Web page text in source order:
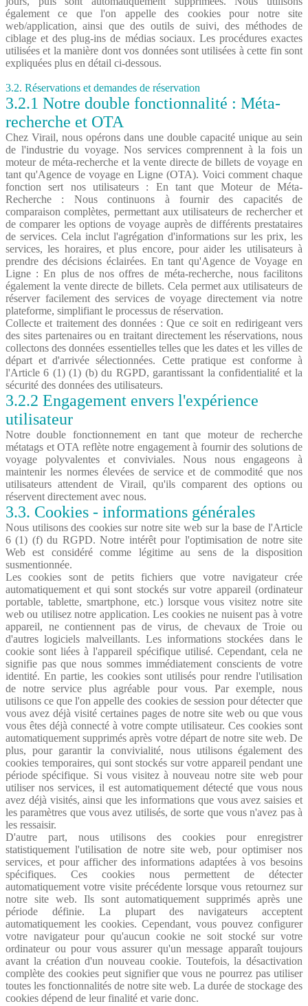
également ce que l'on appelle des cookies pour notre site
web/application, ainsi que des outils de suivi, des méthodes de
ciblage et des plug-ins de médias sociaux. Les procédures exactes
utilisées et la manière dont vos données sont utilisées à cette fin sont
expliquées plus en détail ci-dessous.
3.2. Réservations et demandes de réservation
3.2.1 Notre double fonctionnalité : Méta-
recherche et OTA
Chez Virail, nous opérons dans une double capacité unique au sein
de l'industrie du voyage. Nos services comprennent à la fois un
moteur de méta-recherche et la vente directe de billets de voyage en
tant qu'Agence de voyage en Ligne (OTA). Voici comment chaque
fonction sert nos utilisateurs : En tant que Moteur de Méta-
Recherche : Nous continuons à fournir des capacités de
comparaison complètes, permettant aux utilisateurs de rechercher et
de comparer les options de voyage auprès de différents prestataires
de services. Cela inclut l'agrégation d'informations sur les prix, les
services, les horaires, et plus encore, pour aider les utilisateurs à
prendre des décisions éclairées. En tant qu'Agence de Voyage en
Ligne : En plus de nos offres de méta-recherche, nous facilitons
également la vente directe de billets. Cela permet aux utilisateurs de
réserver facilement des services de voyage directement via notre
plateforme, simplifiant le processus de réservation.
Collecte et traitement des données : Que ce soit en redirigeant vers
des sites partenaires ou en traitant directement les réservations, nous
collectons des données essentielles telles que les dates et les villes de
départ et d'arrivée sélectionnées. Cette pratique est conforme à
l'Article 6 (1) (1) (b) du RGPD, garantissant la confidentialité et la
sécurité des données des utilisateurs.
3.2.2 Engagement envers l'expérience
utilisateur
Notre double fonctionnement en tant que moteur de recherche
métatags et OTA reflète notre engagement à fournir des solutions de
voyage polyvalentes et conviviales. Nous nous engageons à
maintenir les normes élevées de service et de commodité que nos
utilisateurs attendent de Virail, qu'ils comparent des options ou
réservent directement avec nous.
3.3. Cookies - informations générales
Nous utilisons des cookies sur notre site web sur la base de l'Article
6 (1) (f) du RGPD. Notre intérêt pour l'optimisation de notre site
Web est considéré comme légitime au sens de la disposition
susmentionnée.
Les cookies sont de petits fichiers que votre navigateur crée
automatiquement et qui sont stockés sur votre appareil (ordinateur
portable, tablette, smartphone, etc.) lorsque vous visitez notre site
web ou utilisez notre application. Les cookies ne nuisent pas à votre
appareil, ne contiennent pas de virus, de chevaux de Troie ou
d'autres logiciels malveillants. Les informations stockées dans le
cookie sont liées à l'appareil spécifique utilisé. Cependant, cela ne
signifie pas que nous sommes immédiatement conscients de votre
identité. En partie, les cookies sont utilisés pour rendre l'utilisation
de notre service plus agréable pour vous. Par exemple, nous
utilisons ce que l'on appelle des cookies de session pour détecter que
vous avez déjà visité certaines pages de notre site web ou que vous
vous êtes déjà connecté à votre compte utilisateur. Ces cookies sont
automatiquement supprimés après votre départ de notre site web. De
plus, pour garantir la convivialité, nous utilisons également des
cookies temporaires, qui sont stockés sur votre appareil pendant une
période spécifique. Si vous visitez à nouveau notre site web pour
utiliser nos services, il est automatiquement détecté que vous nous
avez déjà visités, ainsi que les informations que vous avez saisies et
les paramètres que vous avez utilisés, de sorte que vous n'avez pas à
les ressaisir.
D'autre part, nous utilisons des cookies pour enregistrer
statistiquement l'utilisation de notre site web, pour optimiser nos
services, et pour afficher des informations adaptées à vos besoins
spécifiques. Ces cookies nous permettent de détecter
automatiquement votre visite précédente lorsque vous retournez sur
notre site web. Ils sont automatiquement supprimés après une
période définie. La plupart des navigateurs acceptent
automatiquement les cookies. Cependant, vous pouvez configurer
votre navigateur pour qu'aucun cookie ne soit stocké sur votre
ordinateur ou pour vous assurer qu'un message apparaît toujours
avant la création d'un nouveau cookie. Toutefois, la désactivation
complète des cookies peut signifier que vous ne pourrez pas utiliser
toutes les fonctionnalités de notre site web. La durée de stockage des
cookies dépend de leur finalité et varie donc.